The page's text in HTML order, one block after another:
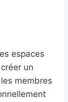
espaces
un
membres